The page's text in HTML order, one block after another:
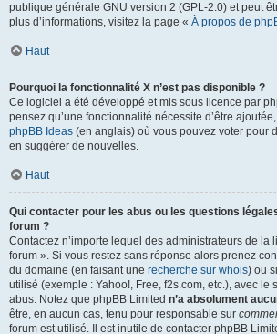
publique générale GNU version 2 (GPL-2.0) et peut
plus d’informations, visitez la page « À propos de
Haut
Pourquoi la fonctionnalité X n’est pas disponible ?
Ce logiciel a été développé et mis sous licence par
pensez qu’une fonctionnalité nécessite d’être
phpBB Ideas (en anglais) où vous pouvez voter pour
en suggérer de nouvelles.
Haut
Qui contacter pour les abus ou les questions
forum ?
Contactez n’importe lequel des administrateurs de la
forum ». Si vous restez sans réponse alors prenez
du domaine (en faisant une recherche sur whois) ou
utilisé (exemple : Yahoo!, Free, f2s.com, etc.), avec le
abus. Notez que phpBB Limited n’a absolument
être, en aucun cas, tenu pour responsable sur
forum est utilisé. Il est inutile de contacter phpBB